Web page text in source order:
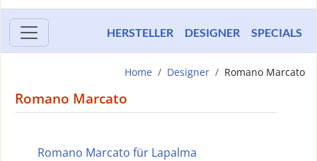
HERSTELLER DESIGNER SPECIALS
Home Designer Romano Marcato
Romano Marcato
Romano Marcato für Lapalma